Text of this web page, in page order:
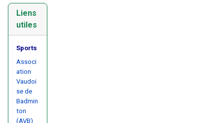
Liens
utiles
Sports
Associ
ation
Vaudoi
se de
Badmin
ton
(AVB)